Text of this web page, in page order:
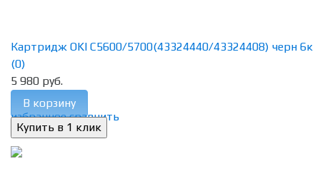
избранное сравнить
Картридж OKI C5600/5700(43324440/43324408) черн 6к
(0)
5 980 руб.
В корзину